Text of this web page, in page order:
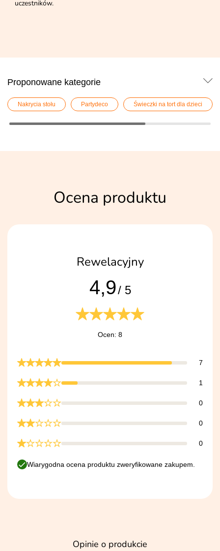
uczestników.
Proponowane kategorie
Nakrycia stołu Partydeco Świeczki na tort dla dzieci
Ocena produktu
Rewelacyjny
4,9/ 5
Ocen: 8
7
1
0
0
0
Wiarygodna ocena produktu zweryfikowane zakupem.
Opinie o produkcie